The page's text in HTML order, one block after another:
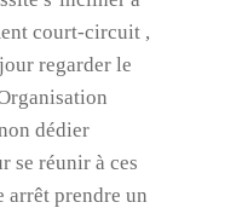
court-circuit ,
regarder le
dédier
se réunir à ces
arrêt prendre un